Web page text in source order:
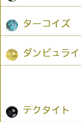
ターコイズ
ダンビュライ
テクタイト